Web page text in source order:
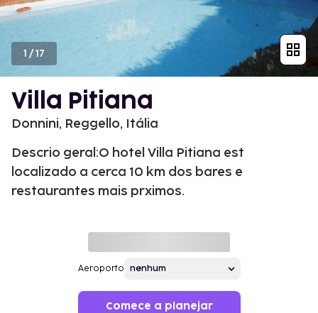
1 /17
Villa Pitiana
Donnini, Reggello, Itália
Descrio geral:O hotel Villa Pitiana est
localizado a cerca 10 km dos bares e
restaurantes mais prximos.
Aeroporto
Comece a planejar